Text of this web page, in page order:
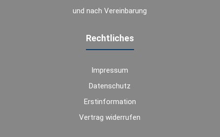
und nach Vereinbarung
Rechtliches
Impressum
Datenschutz
Erstinformation
Vertrag widerrufen